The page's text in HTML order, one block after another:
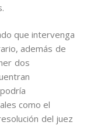
que intervenga
además de
dos
como el
del juez